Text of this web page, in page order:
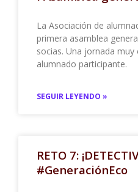
La Asociación de
primera asamblea
socias. Una jornada muy
alumnado participante.
SEGUIR LEYENDO »
RETO 7:
#GeneraciónEco